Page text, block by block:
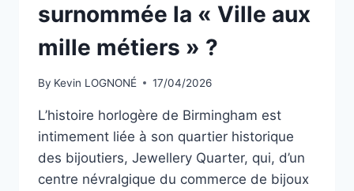
surnommée la « Ville aux
mille métiers » ?
By Kevin LOGNONÉ 17/04/2026
L’histoire horlogère de Birmingham est
intimement liée à son quartier historique
des bijoutiers, Jewellery Quarter, qui, d’un
centre névralgique du commerce de bijoux